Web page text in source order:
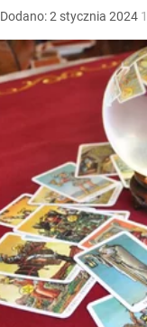
Dodano:2 stycznia 2024